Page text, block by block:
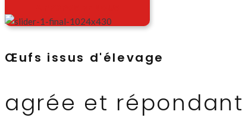
Œufs issus d'élevage
agrée et répondant